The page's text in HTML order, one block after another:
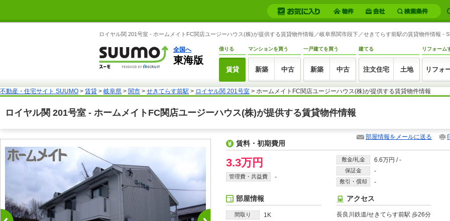
ロイヤル関 201号室 - ホームメイトFC関店ユージーハウス(株)が提供する賃貸物件情報／岐阜県関市段下／せきてらす前駅の賃貸物件情報 -
全国へ
東海版
借りる
賃貸
マンションを買う
新築 中古
一戸建てを買う
新築 中古
建てる
注文住宅 土地
リフォーム
リフォ
不動産・住宅サイト SUUMO > 賃貸 > 岐阜県 > 関市 > せきてらす前駅 > ロイヤル関 201号室 > ホームメイトFC関店ユージーハウス(株)が提供する賃貸物件情報
ロイヤル関 201号室 - ホームメイトFC関店ユージーハウス(株)が提供する賃貸物件情報
部屋情報をメールに送る
賃料・初期費用
3.3万円
管理費・共益費 -
敷金/礼金 6.6万円 /-
保証金 -
敷引・償却 -
部屋情報
間取り 1K
アクセス
長良川鉄道/せきてらす前駅 歩26分